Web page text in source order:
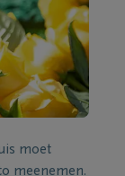
moet
meenemen.